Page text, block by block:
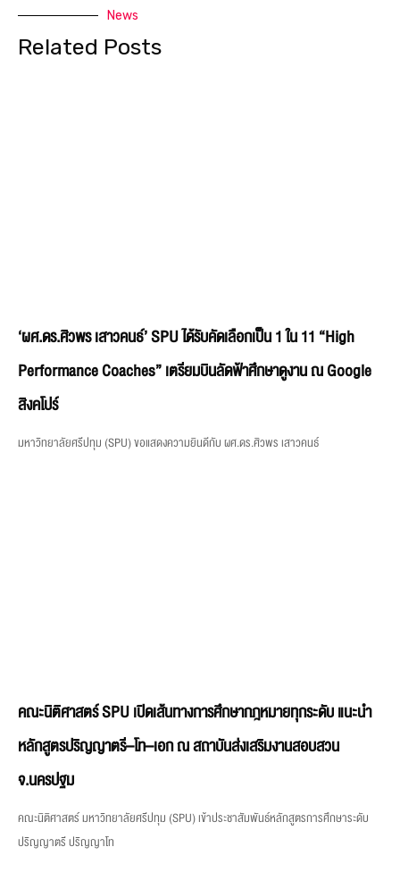
Related Posts
‘ผศ.ดร.ศิวพร เสาวคนธ์’ SPU ได้รับคัดเลือกเป็น 1 ใน 11 “High
Performance Coaches” เตรียมบินลัดฟ้าศึกษาดูงาน ณ Google
สิงคโปร์
มหาวิทยาลัยศรีปทุม (SPU) ขอแสดงความยินดีกับ ผศ.ดร.ศิวพร เสาวคนธ์
คณะนิติศาสตร์ SPU เปิดเส้นทางการศึกษากฎหมายทุกระดับ แนะนำ
หลักสูตรปริญญาตรี–โท–เอก ณ สถาบันส่งเสริมงานสอบสวน
จ.นครปฐม
คณะนิติศาสตร์ มหาวิทยาลัยศรีปทุม (SPU) เข้าประชาสัมพันธ์หลักสูตรการศึกษาระดับ
ปริญญาตรี ปริญญาโท